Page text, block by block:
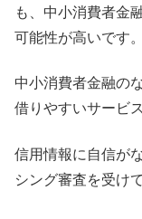
も、中小消費者金
可能性が高いです。
中小消費者金融の
借りやすいサービ
信用情報に自信が
シング審査を受け